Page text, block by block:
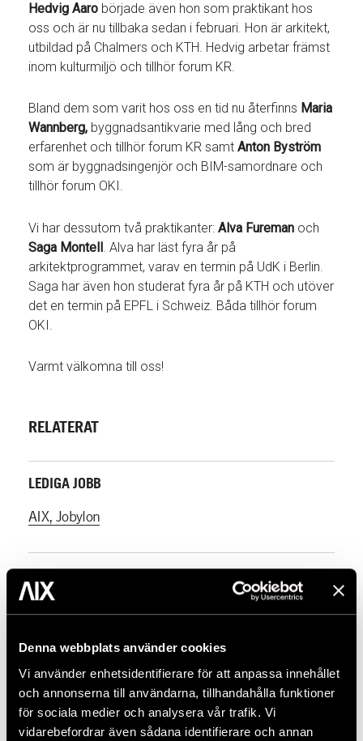
Denna webbplats använder cookies
Vi använder enhetsidentifierare för att anpassa innehållet
och annonserna till användarna, tillhandahålla funktioner
för sociala medier och analysera vår trafik. Vi
vidarebefordrar även sådana identifierare och annan
Hedvig Aaro började även hon som praktikant hos
oss och är nu tillbaka sedan i februari. Hon är arkitekt,
utbildad på Chalmers och KTH. Hedvig arbetar främst
inom kulturmiljö och tillhör forum KR.
Bland dem som varit hos oss en tid nu återfinns Maria
Wannberg, byggnadsantikvarie med lång och bred
erfarenhet och tillhör forum KR samt Anton Byström
som är byggnadsingenjör och BIM-samordnare och
tillhör forum OKI.
Vi har dessutom två praktikanter: Alva Fureman och
Saga Montell . Alva har läst fyra år på
arkitektprogrammet, varav en termin på UdK i Berlin.
Saga har även hon studerat fyra år på KTH och utöver
det en termin på EPFL i Schweiz. Båda tillhör forum
OKI.
Varmt välkomna till oss!
RELATERAT
LEDIGA JOBB
AIX, Jobylon
KONTAKTPERSON